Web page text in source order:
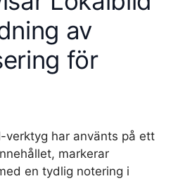
av
för
verktyg har använts på ett
markerar
en tydlig notering i